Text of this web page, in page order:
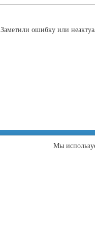
Заметили ошибку или
Мы